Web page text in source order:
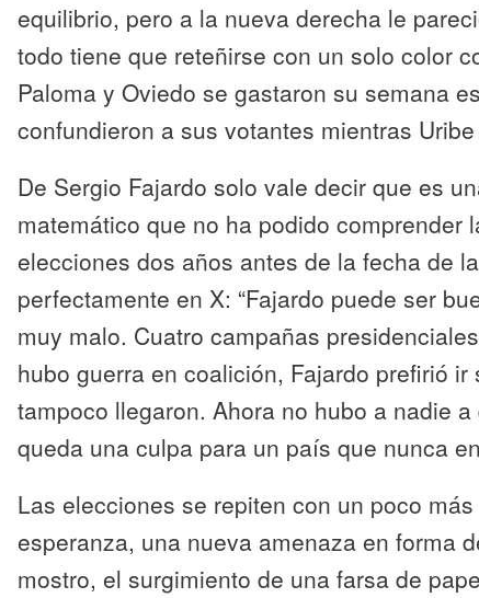
equilibrio, pero a la nueva derecha le
todo tiene que reteñirse con un solo color
Paloma y Oviedo se gastaron su semana
confundieron a sus votantes mientras
De Sergio Fajardo solo vale decir que es
matemático que no ha podido comprender
elecciones dos años antes de la fecha de
perfectamente en X: “Fajardo puede ser
muy malo. Cuatro campañas
hubo guerra en coalición, Fajardo prefirió
tampoco llegaron. Ahora no hubo a nadie
queda una culpa para un país que nunca
Las elecciones se repiten con un poco
esperanza, una nueva amenaza en forma
mostro, el surgimiento de una farsa de